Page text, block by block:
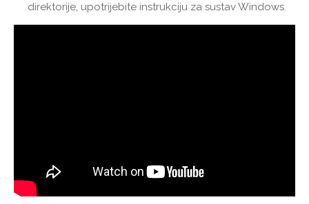
direktorije, upotrijebite instrukciju za sustav Windows.